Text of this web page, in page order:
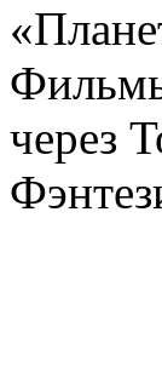
через